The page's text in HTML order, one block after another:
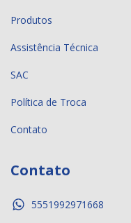
Produtos
Assistência Técnica
SAC
Política de Troca
Contato
Contato
5551992971668